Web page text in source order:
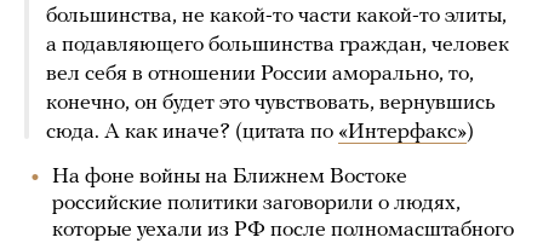
большинства, не какой-то части какой-то элиты,
а подавляющего большинства граждан, человек
вел себя в отношении России аморально, то,
конечно, он будет это чувствовать, вернувшись
сюда. А как иначе? (цитата по «Интерфакс»)
На фоне войны на Ближнем Востоке
российские политики заговорили о людях,
которые уехали из РФ после полномасштабного